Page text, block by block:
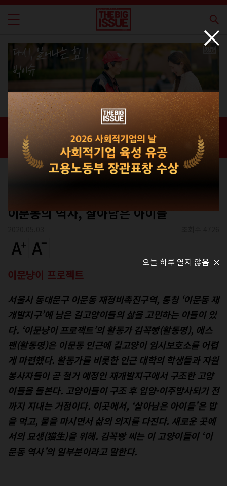
신간 · 과월호
홈 / 매거진 / 신간 · 과월호
이문동의 역사, 살아남은 아이들
이문냥이 프로젝트
서울시 동대문구 이문동 재정비촉진구역, 통칭 ‘이문동 재
개발지구’에 남은 길고양이들의 삶을 고민하는 이들이 있
다. ‘이문냥이 프로젝트’의 활동가 김꼭빵(활동명), 에스
펜(활동명)은 이문동 인근에 길고양이 임시보호소를 어렵
게 마련했다. 활동가를 비롯한 인근 대학의 학생들과 자원
봉사자들이 곧 철거 예정인 재개발지구에서 구조한 고양
이들을 돌본다. 고양이들이 구조 후 입양·이주방사되기 전
까지 지내는 거점이다. 이곳에서, ‘살아남은 아이들’은 밥
을 먹고, 물을 마시면서 삶의 의지를 다진다. 새로운 곳에
서의 묘생(猫生)을 위해. 김꼭빵 씨는 이 고양이들이 ‘이
문동 역사’의 일부분이라고 말한다.
오늘 하루 열지 않음